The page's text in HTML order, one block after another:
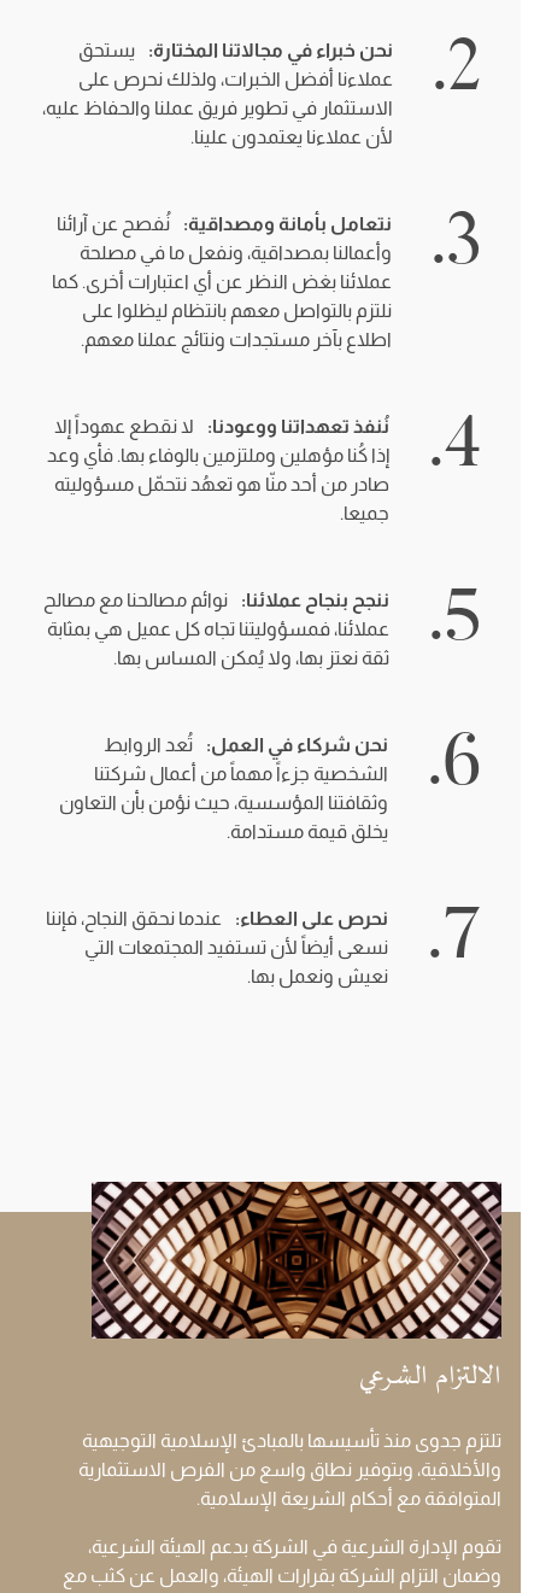
5. ننجح بنجاح عملائنا:
نوائم مصالحنا مع مصالح
عملائنا، فمسؤوليتنا تجاه كل عميل هي بمثابة
ثقة نعتز بها، ولا يُمكن المساس بها.
2. نحن خبراء في مجالاتنا المختارة:
يستحق
عملاءنا أفضل الخبرات، ولذلك نحرص على
الاستثمار في تطوير فريق عملنا والحفاظ عليه،
لأن عملاءنا يعتمدون علينا.
6. نحن شركاء في العمل:
تُعد الروابط
الشخصية جزءاً مهماً من أعمال شركتنا
وثقافتنا المؤسسية، حيث نؤمن بأن التعاون
يخلق قيمة مستدامة.
3. نتعامل بأمانة ومصداقية:
نُفصح عن آرائنا
وأعمالنا بمصداقية، ونفعل ما في مصلحة
عملائنا بغض النظر عن أي اعتبارات أخرى. كما
نلتزم بالتواصل معهم بانتظام ليظلوا على
اطلاع بآخر مستجدات ونتائج عملنا معهم.
7. نحرص على العطاء:
عندما نحقق النجاح، فإننا
نسعى أيضاً لأن تستفيد المجتمعات التي
نعيش ونعمل بها.
4. نُنفذ تعهداتنا ووعودنا:
لا نقطع عهوداً إلا
إذا كُنا مؤهلين وملتزمين بالوفاء بها. فأي وعد
صادر من أحد منّا هو تعهُد نتحمّل مسؤوليته
جميعا.
الالتزام الشرعي
تلتزم جدوى منذ تأسيسها بالمبادئ الإسلامية التوجيهية
والأخلاقية، وبتوفير نطاق واسع من الفرص الاستثمارية
المتوافقة مع أحكام الشريعة الإسلامية.
تقوم الإدارة الشرعية في الشركة بدعم الهيئة الشرعية،
وضمان التزام الشركة بقرارات الهيئة، والعمل عن كثب مع